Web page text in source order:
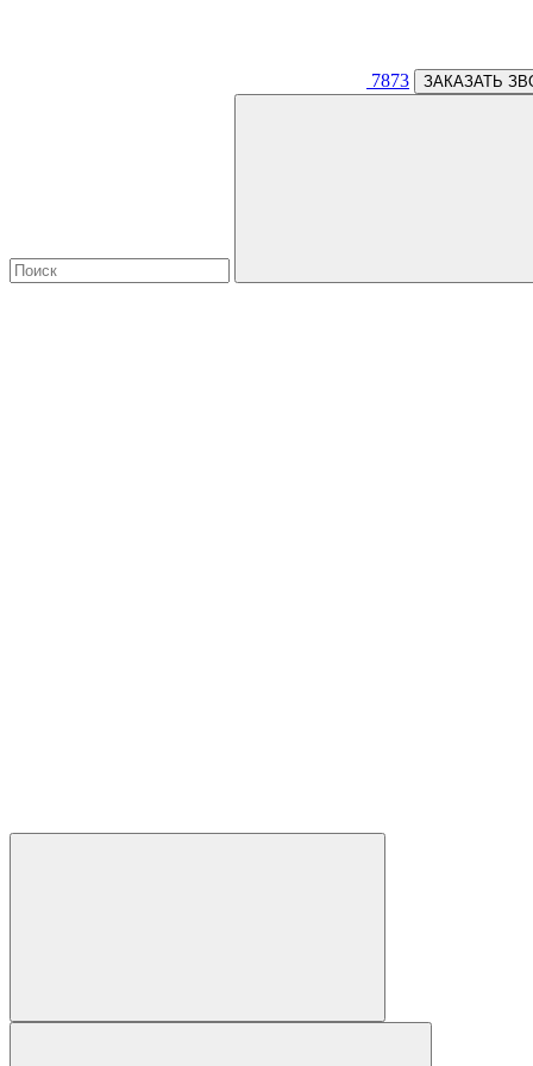
7873 ЗАКАЗАТЬ